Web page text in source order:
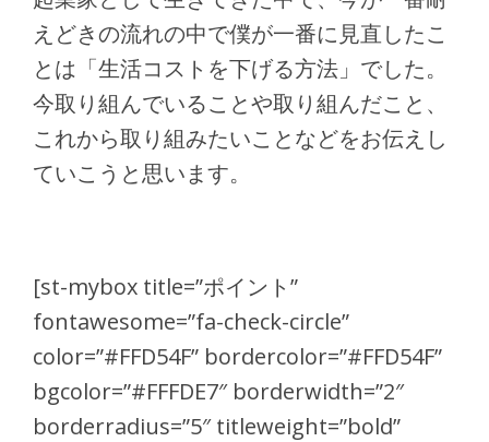
えどきの流れの中で僕が一番に見直したこ
とは「生活コストを下げる方法」でした。
今取り組んでいることや取り組んだこと、
これから取り組みたいことなどをお伝えし
ていこうと思います。
[st-mybox title=”ポイント”
fontawesome=”fa-check-circle”
color=”#FFD54F” bordercolor=”#FFD54F”
bgcolor=”#FFFDE7″ borderwidth=”2″
borderradius=”5″ titleweight=”bold”